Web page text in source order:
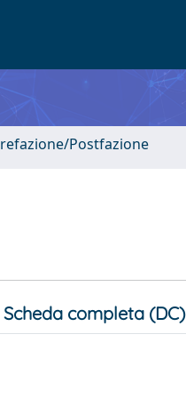
Postfazione
Scheda completa (DC)